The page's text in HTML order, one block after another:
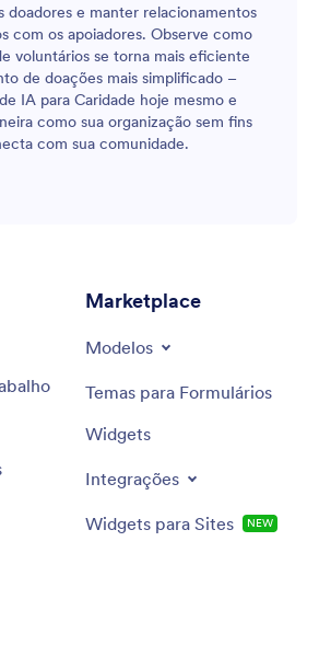
doadores e manter relacionamentos
com os apoiadores. Observe como
voluntários se torna mais eficiente
de doações mais simplificado –
IA para Caridade hoje mesmo e
como sua organização sem fins
com sua comunidade.
Marketplace
Modelos
Temas para Formulários
Widgets
Integrações
Widgets para Sites NEW